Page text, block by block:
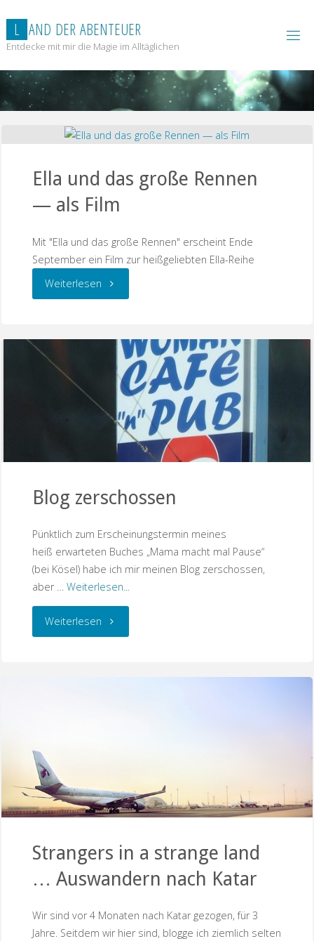
Inhalt
springen
L AND DER ABENTEUER
Entdecke mit mir die Magie im Alltäglichen
Ella und das große Rennen
— als Film
Mit "Ella und das große Rennen" erscheint Ende
September ein Film zur heißgeliebten Ella-Reihe
Weiterlesen"Ella
das
große
Rennen
als
Film"
Blog zerschossen
Pünktlich zum Erscheinungstermin meines
heiß erwarteten Buches „Mama macht mal Pause“
(bei Kösel) habe ich mir meinen Blog zerschossen,
aber …Weiterlesen...
Weiterlesen"Blog
Strangers in a strange land
… Auswandern nach Katar
Wir sind vor 4 Monaten nach Katar gezogen, für 3
Jahre. Seitdem wir hier sind, blogge ich ziemlich selten